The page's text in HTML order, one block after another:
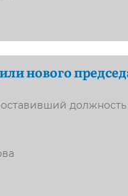
нового
должность